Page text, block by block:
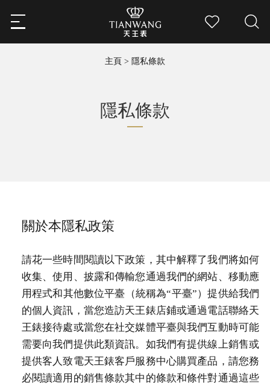
主頁 > 隱私條款
隱私條款
關於本隱私政策
請花一些時間閱讀以下政策，其中解釋了我們將如何
收集、使用、披露和傳輸您通過我們的網站、移動應
用程式和其他數位平臺（統稱為“平臺”）提供給我們
的個人資訊，當您造訪天王錶店鋪或通過電話聯絡天
王錶接待處或當您在社交媒體平臺與我們互動時可能
需要向我們提供此類資訊。如我們有提供線上銷售或
提供客人致電天王錶客戶服務中心購買產品，請您務
必閱讀適用的銷售條款其中的條款和條件對通過這些